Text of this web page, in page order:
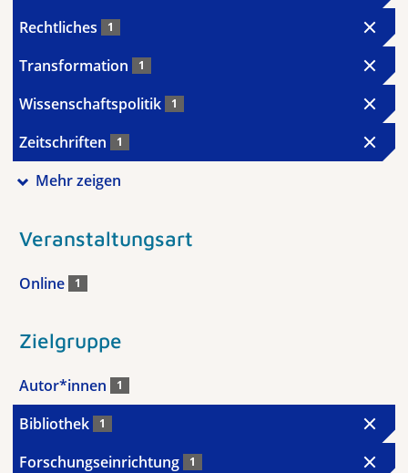
Rechtliches 1
Transformation 1
Wissenschaftspolitik 1
Zeitschriften 1
Mehr zeigen
Veranstaltungsart
Online 1
Zielgruppe
Autor*innen 1
Bibliothek 1
Forschungseinrichtung 1